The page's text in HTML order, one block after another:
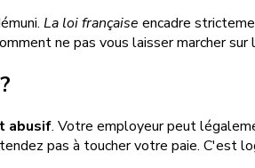
La loi française encadre
ne pas vous laisser marcher sur
abusif. Votre employeur peut
pas à toucher votre paie. C'est